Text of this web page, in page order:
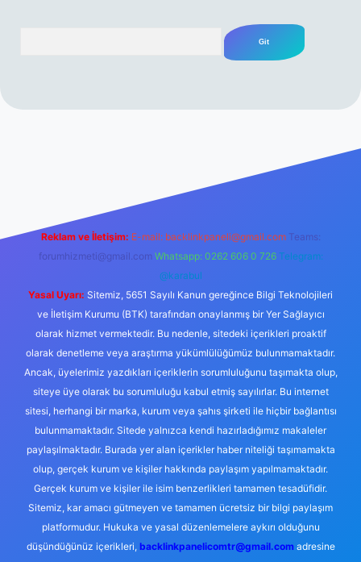
Reklam ve İletişim: E-mail: backlinkpaneli@gmail.com Teams:
forumhizmeti@gmail.com Whatsapp: 0262 606 0 726 Telegram:
@karabul
Yasal Uyarı: Sitemiz, 5651 Sayılı Kanun gereğince Bilgi Teknolojileri
ve İletişim Kurumu (BTK) tarafından onaylanmış bir Yer Sağlayıcı
olarak hizmet vermektedir. Bu nedenle, sitedeki içerikleri proaktif
olarak denetleme veya araştırma yükümlülüğümüz bulunmamaktadır.
Ancak, üyelerimiz yazdıkları içeriklerin sorumluluğunu taşımakta olup,
siteye üye olarak bu sorumluluğu kabul etmiş sayılırlar. Bu internet
sitesi, herhangi bir marka, kurum veya şahıs şirketi ile hiçbir bağlantısı
bulunmamaktadır. Sitede yalnızca kendi hazırladığımız makaleler
paylaşılmaktadır. Burada yer alan içerikler haber niteliği taşımamakta
olup, gerçek kurum ve kişiler hakkında paylaşım yapılmamaktadır.
Gerçek kurum ve kişiler ile isim benzerlikleri tamamen tesadüfidir.
Sitemiz, kar amacı gütmeyen ve tamamen ücretsiz bir bilgi paylaşım
platformudur. Hukuka ve yasal düzenlemelere aykırı olduğunu
düşündüğünüz içerikleri, backlinkpanelicomtr@gmail.comadresine